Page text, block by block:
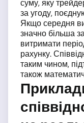
суму, яку
за угоду,
Якщо середня
значно більша
витримати
рахунку.
таким чином,
також